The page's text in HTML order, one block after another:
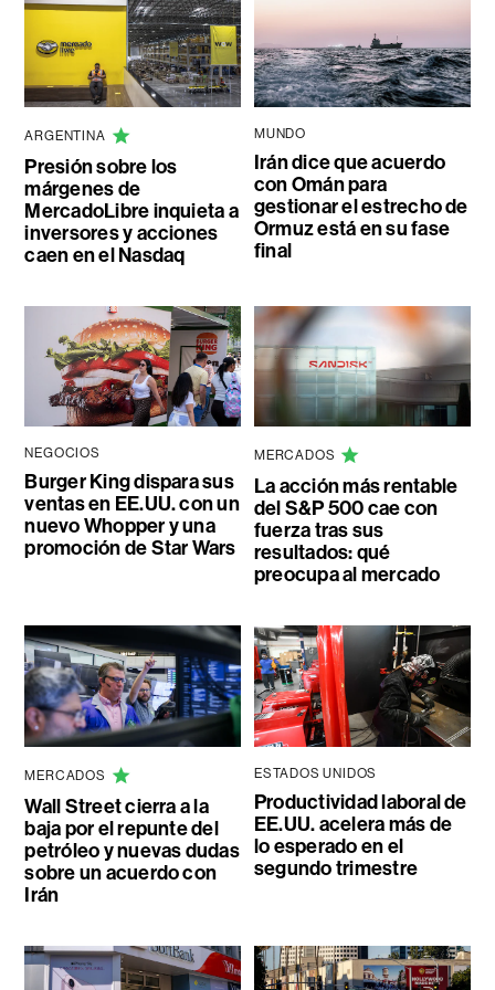
ARGENTINA
Presión sobre los
márgenes de
MercadoLibre inquieta a
inversores y acciones
caen en el Nasdaq
MUNDO
Irán dice que acuerdo
con Omán para
gestionar el estrecho de
Ormuz está en su fase
final
NEGOCIOS
Burger King dispara sus
ventas en EE.UU. con un
nuevo Whopper y una
promoción de Star Wars
MERCADOS
La acción más rentable
del S&P 500 cae con
fuerza tras sus
resultados: qué
preocupa al mercado
MERCADOS
Wall Street cierra a la
baja por el repunte del
petróleo y nuevas dudas
sobre un acuerdo con
Irán
ESTADOS UNIDOS
Productividad laboral de
EE.UU. acelera más de
lo esperado en el
segundo trimestre